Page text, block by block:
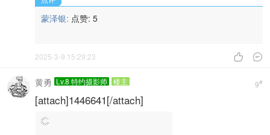
蒙泽银:点赞:5
[attach]1446641[/attach]